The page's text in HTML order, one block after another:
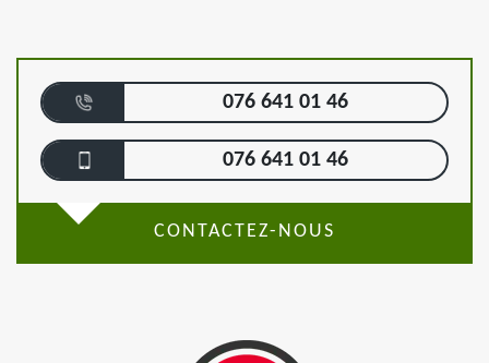
076 641 01 46
076 641 01 46
CONTACTEZ-NOUS